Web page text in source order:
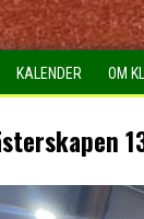
KALENDER OM